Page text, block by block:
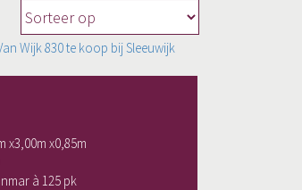
x3,00m x0,85m
à 125 pk